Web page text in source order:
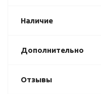
Наличие
Дополнительно
Отзывы